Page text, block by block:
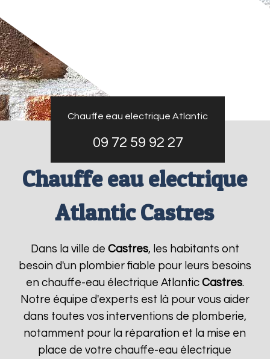
Chauffe eau electrique Atlantic
09 72 59 92 27
Chauffe eau electrique
Atlantic Castres
Dans la ville de Castres, les habitants ont
besoin d'un plombier fiable pour leurs besoins
en chauffe-eau électrique Atlantic Castres.
Notre équipe d'experts est là pour vous aider
dans toutes vos interventions de plomberie,
notamment pour la réparation et la mise en
place de votre chauffe-eau électrique